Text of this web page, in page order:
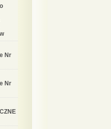
Nr
Nr